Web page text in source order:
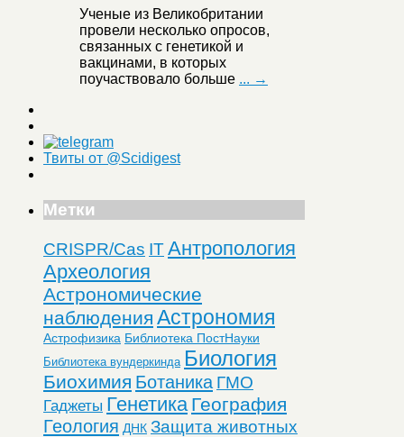
Ученые из Великобритании
провели несколько опросов,
связанных с генетикой и
вакцинами, в которых
поучаствовало больше ... →
Твиты от @Scidigest
Метки
CRISPR/Cas ITАнтропология
Археология
Астрономические
наблюдения Астрономия
Астрофизика Библиотека ПостНауки
Библиотека вундеркинда Биология
Биохимия Ботаника ГМО
Гаджеты Генетика География
Геология ДНК Защита животных